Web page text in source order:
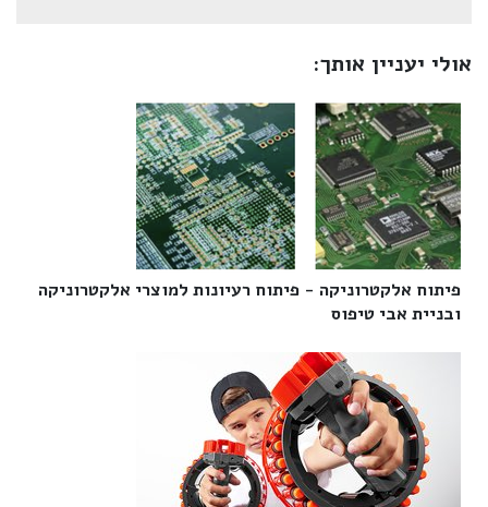
אולי יעניין אותך:
פיתוח אלקטרוניקה - פיתוח רעיונות למוצרי אלקטרוניקה
ובניית אבי טיפוס‎